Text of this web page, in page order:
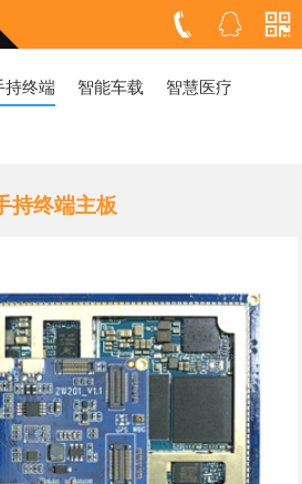
持终端 智能车载
智慧医疗
持终端主板